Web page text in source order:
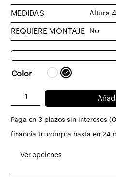
MEDIDAS Altura
REQUIERE MONTAJE No
Color
Lámpara
sobremesa
Kelvin
Flos
Paga en 3 plazos sin intereses
financia tu compra hasta en 24
Ver opciones